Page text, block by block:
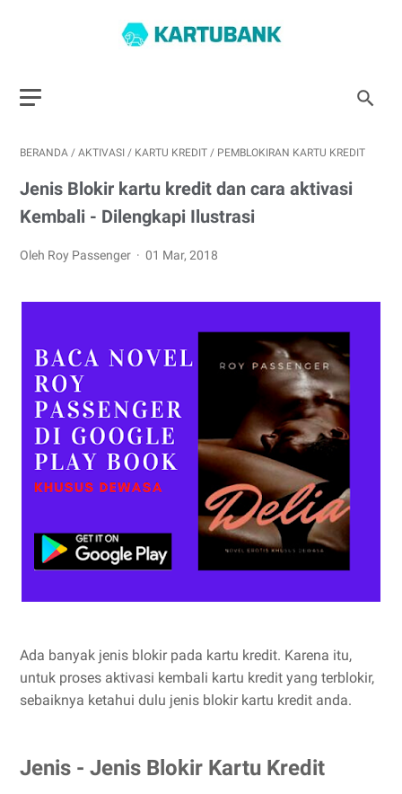
BERANDA / AKTIVASI / KARTU KREDIT / PEMBLOKIRAN KARTU KREDIT
Jenis Blokir kartu kredit dan cara aktivasi
Kembali - Dilengkapi Ilustrasi
Oleh Roy Passenger 01 Mar, 2018
Ada banyak jenis blokir pada kartu kredit. Karena itu,
untuk proses aktivasi kembali kartu kredit yang terblokir,
sebaiknya ketahui dulu jenis blokir kartu kredit anda.
Jenis - Jenis Blokir Kartu Kredit